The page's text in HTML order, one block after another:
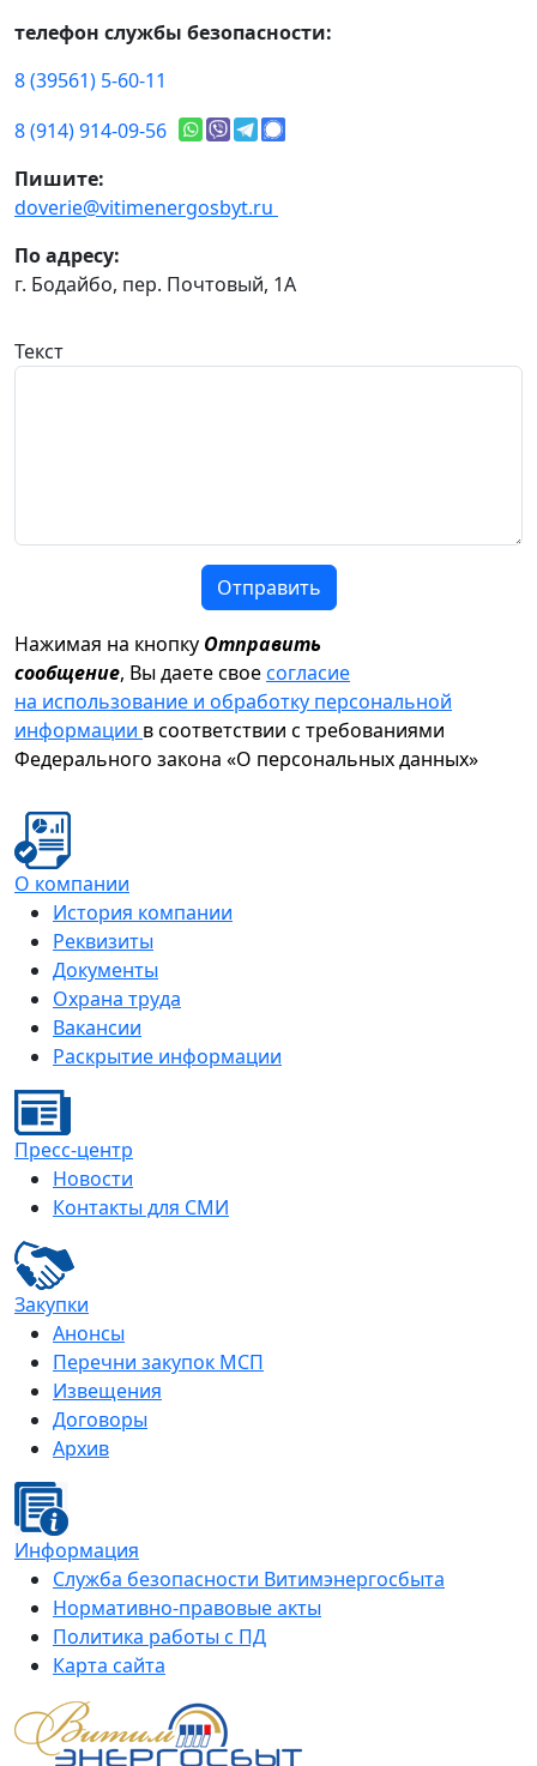
телефон службы безопасности:
8 (39561) 5-60-11
8 (914) 914-09-56
Пишите:
doverie@vitimenergosbyt.ru
По адресу:
г. Бодайбо, пер. Почтовый, 1А
Текст
Отправить
Нажимая на кнопку Отправить
сообщение, Вы даете своесогласие
на использование и обработку персональной
информации в соответствии с требованиями
Федерального закона «О персональных данных»
О компании
История компании
Реквизиты
Документы
Охрана труда
Вакансии
Раскрытие информации
Пресс-центр
Новости
Контакты для СМИ
Закупки
Анонсы
Перечни закупок МСП
Извещения
Договоры
Архив
Информация
Служба безопасности Витимэнергосбыта
Нормативно-правовые акты
Политика работы с ПД
Карта сайта